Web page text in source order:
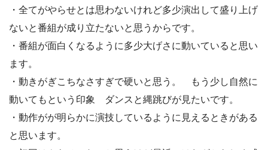
・全てがやらせとは思わないけれど多少演出して盛り上げ
ないと番組が成り立たないと思うからです。
・番組が面白くなるように多少大げさに動いていると思い
ます。
・動きがぎこちなさすぎで硬いと思う。 もう少し自然に
動いてもという印象 ダンスと縄跳びが見たいです。
・動作がが明らかに演技しているように見えるときがある
と思います。